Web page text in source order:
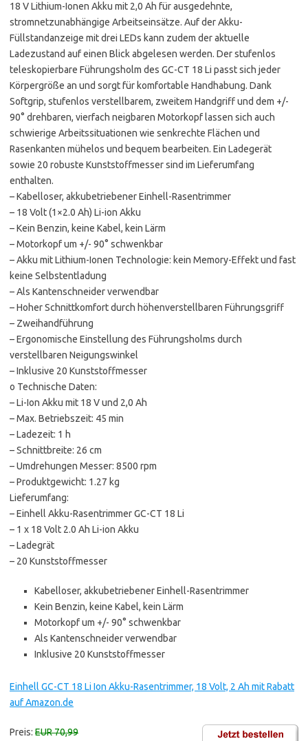
18 V Lithium-Ionen Akku mit 2,0 Ah für ausgedehnte,
stromnetzunabhängige Arbeitseinsätze. Auf der Akku-
Füllstandanzeige mit drei LEDs kann zudem der aktuelle
Ladezustand auf einen Blick abgelesen werden. Der stufenlos
teleskopierbare Führungsholm des GC-CT 18 Li passt sich jeder
Körpergröße an und sorgt für komfortable Handhabung. Dank
Softgrip, stufenlos verstellbarem, zweitem Handgriff und dem +/-
90° drehbaren, vierfach neigbaren Motorkopf lassen sich auch
schwierige Arbeitssituationen wie senkrechte Flächen und
Rasenkanten mühelos und bequem bearbeiten. Ein Ladegerät
sowie 20 robuste Kunststoffmesser sind im Lieferumfang
enthalten.
– Kabelloser, akkubetriebener Einhell-Rasentrimmer
– 18 Volt (1×2.0 Ah) Li-ion Akku
– Kein Benzin, keine Kabel, kein Lärm
– Motorkopf um +/- 90° schwenkbar
– Akku mit Lithium-Ionen Technologie: kein Memory-Effekt und fast
keine Selbstentladung
– Als Kantenschneider verwendbar
– Hoher Schnittkomfort durch höhenverstellbaren Führungsgriff
– Zweihandführung
– Ergonomische Einstellung des Führungsholms durch
verstellbaren Neigungswinkel
– Inklusive 20 Kunststoffmesser
o Technische Daten:
– Li-Ion Akku mit 18 V und 2,0 Ah
– Max. Betriebszeit: 45 min
– Ladezeit: 1 h
– Schnittbreite: 26 cm
– Umdrehungen Messer: 8500 rpm
– Produktgewicht: 1.27 kg
Lieferumfang:
– Einhell Akku-Rasentrimmer GC-CT 18 Li
– 1 x 18 Volt 2.0 Ah Li-ion Akku
– Ladegrät
– 20 Kunststoffmesser
Kabelloser, akkubetriebener Einhell-Rasentrimmer
Kein Benzin, keine Kabel, kein Lärm
Motorkopf um +/- 90° schwenkbar
Als Kantenschneider verwendbar
Inklusive 20 Kunststoffmesser
Einhell GC-CT 18 Li Ion Akku-Rasentrimmer, 18 Volt, 2 Ah mit Rabatt
auf Amazon.de
Preis: EUR 70,99